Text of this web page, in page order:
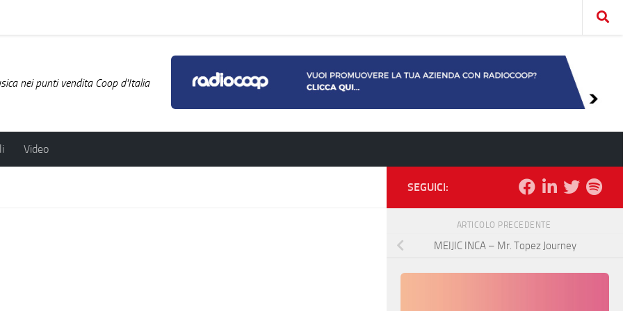
nei punti vendita Coop d'Italia
Video
SEGUICI:
ARTICOLO PRECEDENTE
MEIJIC INCA – Mr. Topez Journey